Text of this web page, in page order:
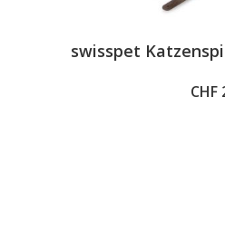
swisspet
CHF